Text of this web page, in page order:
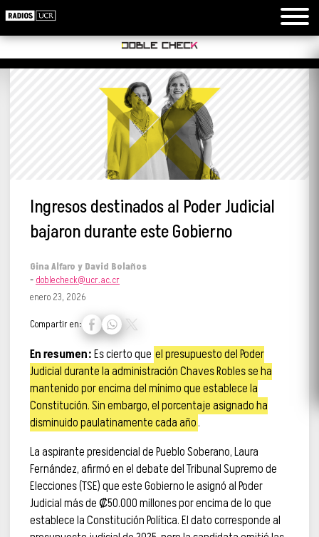
Ingresos destinados al Poder Judicial
bajaron durante este Gobierno
Gina Alfaro y David Bolaños
- doblecheck@ucr.ac.cr
enero 23, 2026
Compartir en:
En resumen:Es cierto que el presupuesto del Poder
Judicial durante la administración Chaves Robles se ha
mantenido por encima del mínimo que establece la
Constitución. Sin embargo, el porcentaje asignado ha
disminuido paulatinamente cada año.
La aspirante presidencial de Pueblo Soberano, Laura
Fernández, afirmó en el debate del Tribunal Supremo de
Elecciones (TSE) que este Gobierno le asignó al Poder
Judicial más de ₡50.000 millones por encima de lo que
establece la Constitución Política. El dato corresponde al